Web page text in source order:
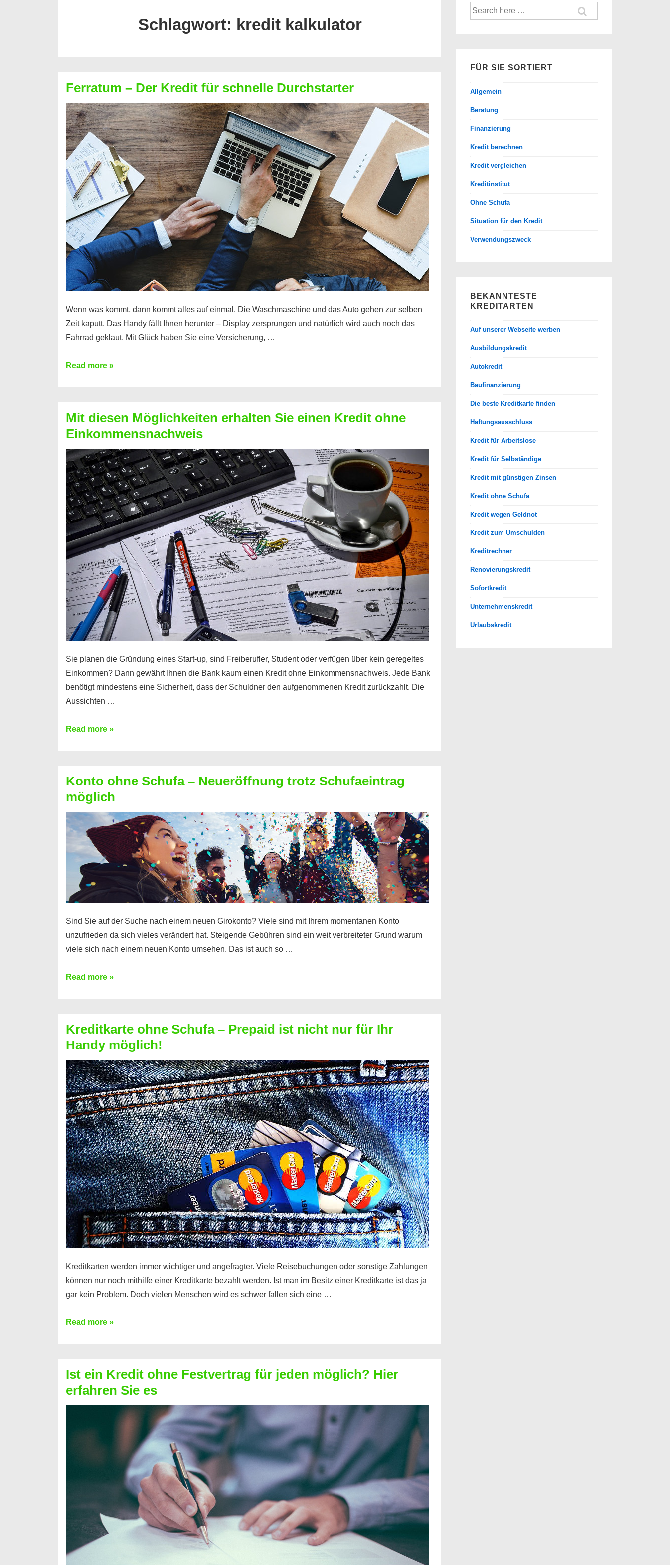
Schlagwort: kredit kalkulator
Ferratum – Der Kredit für schnelle Durchstarter
Wenn was kommt, dann kommt alles auf einmal. Die Waschmaschine und das Auto gehen zur selben
Zeit kaputt. Das Handy fällt Ihnen herunter – Display zersprungen und natürlich wird auch noch das
Fahrrad geklaut. Mit Glück haben Sie eine Versicherung, …
Ferratum
für
schnelle
Durchstarter
Read more »
Mit diesen Möglichkeiten erhalten Sie einen Kredit ohne
Einkommensnachweis
Sie planen die Gründung eines Start-up, sind Freiberufler, Student oder verfügen über kein geregeltes
Einkommen? Dann gewährt Ihnen die Bank kaum einen Kredit ohne Einkommensnachweis. Jede Bank
benötigt mindestens eine Sicherheit, dass der Schuldner den aufgenommenen Kredit zurückzahlt. Die
Aussichten …
Mit
Sie
einen
Kredit
ohne
Einkommensnachweis
Read more »
Konto ohne Schufa – Neueröffnung trotz Schufaeintrag
möglich
Sind Sie auf der Suche nach einem neuen Girokonto? Viele sind mit Ihrem momentanen Konto
unzufrieden da sich vieles verändert hat. Steigende Gebühren sind ein weit verbreiteter Grund warum
viele sich nach einem neuen Konto umsehen. Das ist auch so …
Konto
Neueröffnung
trotz
Schufaeintrag
möglich
Read more »
Kreditkarte ohne Schufa – Prepaid ist nicht nur für Ihr
Handy möglich!
Kreditkarten werden immer wichtiger und angefragter. Viele Reisebuchungen oder sonstige Zahlungen
können nur noch mithilfe einer Kreditkarte bezahlt werden. Ist man im Besitz einer Kreditkarte ist das ja
gar kein Problem. Doch vielen Menschen wird es schwer fallen sich eine …
Kreditkarte
Prepaid
ist
nicht
Read more »
Ist ein Kredit ohne Festvertrag für jeden möglich? Hier
erfahren Sie es
Suche
nach:
FÜR SIE SORTIERT
Allgemein
Beratung
Finanzierung
Kredit berechnen
Kredit vergleichen
Kreditinstitut
Ohne Schufa
Situation für den Kredit
Verwendungszweck
BEKANNTESTE
KREDITARTEN
Auf unserer Webseite werben
Ausbildungskredit
Autokredit
Baufinanzierung
Die beste Kreditkarte finden
Haftungsausschluss
Kredit für Arbeitslose
Kredit für Selbständige
Kredit mit günstigen Zinsen
Kredit ohne Schufa
Kredit wegen Geldnot
Kredit zum Umschulden
Kreditrechner
Renovierungskredit
Sofortkredit
Unternehmenskredit
Urlaubskredit